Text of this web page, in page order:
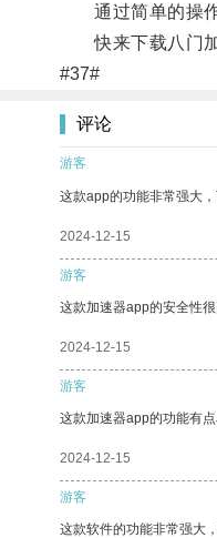
通过简单的操作
快来下载八门加
#37#
评论
游客
这款app的功能非常强大
2024-12-15
游客
这款加速器app的安全性
2024-12-15
游客
这款加速器app的功能有
2024-12-15
游客
这款软件的功能非常强大